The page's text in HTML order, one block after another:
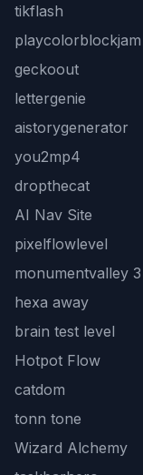
tikflash
playcolorblockjam
geckoout
lettergenie
aistorygenerator
you2mp4
dropthecat
AI Nav Site
pixelflowlevel
monumentvalley 3
hexa away
brain test level
Hotpot Flow
catdom
tonn tone
Wizard Alchemy